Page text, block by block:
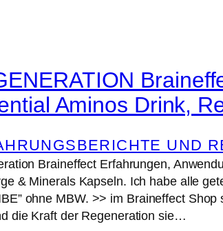
Aminos Drink,
UND
Braineffect Erfahrungen,
& Minerals Kapseln. Ich habe alle
ohne MBW. >> im Braineffect
die Kraft der Regeneration sie…